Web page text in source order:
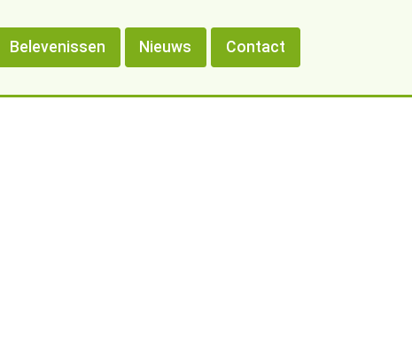
Belevenissen Nieuws Contact